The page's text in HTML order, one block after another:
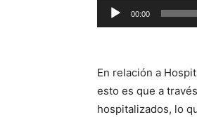
Reproductor
de
00:00
En relación a
esto es que a
hospitalizados, lo